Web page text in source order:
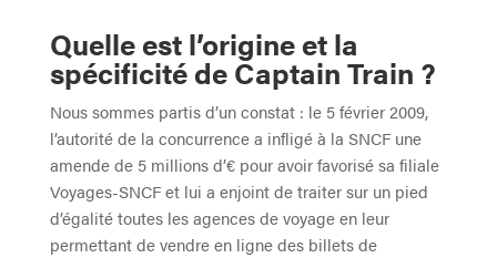
Quelle est l’origine et la
spécificité de Captain Train ?
Nous sommes partis d’un constat : le 5 février 2009,
l’autorité de la concurrence a infligé à la SNCF une
amende de 5 millions d’€ pour avoir favorisé sa filiale
Voyages-SNCF et lui a enjoint de traiter sur un pied
d’égalité toutes les agences de voyage en leur
permettant de vendre en ligne des billets de